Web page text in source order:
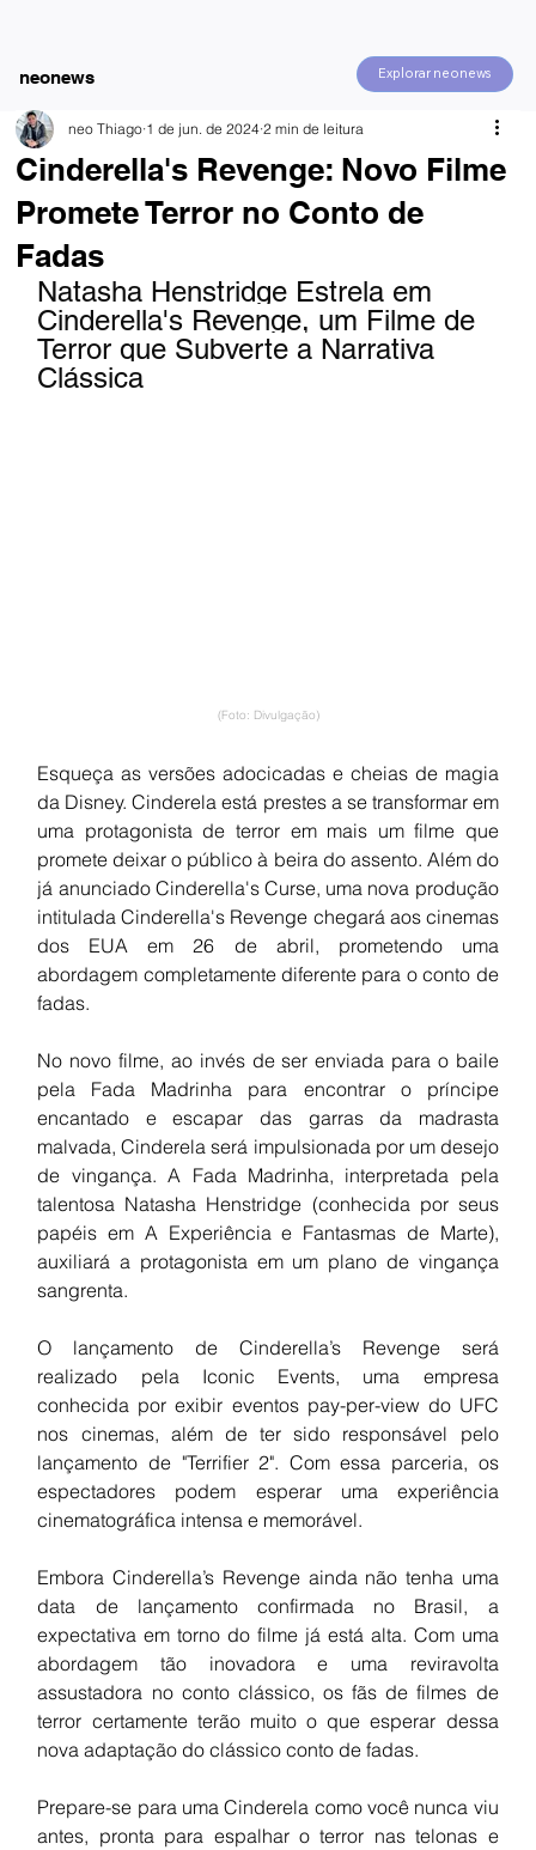
Explorar neonews
neonews
Cinderella's Revenge: Novo Filme
Promete Terror no Conto de
Fadas
neo Thiago 1 de jun. de 2024 2 min de leitura
Natasha Henstridge Estrela em
Cinderella's Revenge, um Filme de
Terror que Subverte a Narrativa
Clássica
(Foto: Divulgação)
Esqueça as versões adocicadas e cheias de magia
da Disney. Cinderela está prestes a se transformar em
uma protagonista de terror em mais um filme que
promete deixar o público à beira do assento. Além do
já anunciado Cinderella's Curse, uma nova produção
intitulada Cinderella's Revenge chegará aos cinemas
dos EUA em 26 de abril, prometendo uma
abordagem completamente diferente para o conto de
fadas.
No novo filme, ao invés de ser enviada para o baile
pela Fada Madrinha para encontrar o príncipe
encantado e escapar das garras da madrasta
malvada, Cinderela será impulsionada por um desejo
de vingança. A Fada Madrinha, interpretada pela
talentosa Natasha Henstridge (conhecida por seus
papéis em A Experiência e Fantasmas de Marte),
auxiliará a protagonista em um plano de vingança
sangrenta.
O lançamento de Cinderella’s Revenge será
realizado pela Iconic Events, uma empresa
conhecida por exibir eventos pay-per-view do UFC
nos cinemas, além de ter sido responsável pelo
lançamento de "Terrifier 2". Com essa parceria, os
espectadores podem esperar uma experiência
cinematográfica intensa e memorável.
Embora Cinderella’s Revenge ainda não tenha uma
data de lançamento confirmada no Brasil, a
expectativa em torno do filme já está alta. Com uma
abordagem tão inovadora e uma reviravolta
assustadora no conto clássico, os fãs de filmes de
terror certamente terão muito o que esperar dessa
nova adaptação do clássico conto de fadas.
Prepare-se para uma Cinderela como você nunca viu
antes, pronta para espalhar o terror nas telonas e